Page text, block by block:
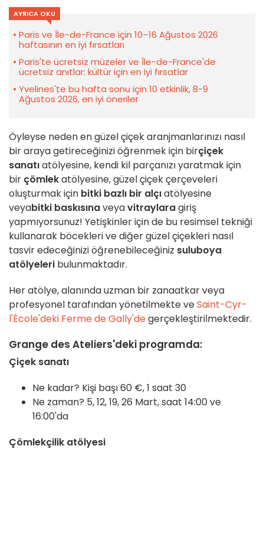
AYRICA OKU
Paris ve Île-de-France için 10–16 Ağustos 2026
haftasının en iyi fırsatları
Paris'te ücretsiz müzeler ve Île-de-France'de
ücretsiz anıtlar: kültür için en iyi fırsatlar
Yvelines'te bu hafta sonu için 10 etkinlik, 8-9
Ağustos 2026, en iyi öneriler
Öyleyse neden en güzel çiçek aranjmanlarınızı nasıl
bir araya getireceğinizi öğrenmek için birçiçek
sanatıatölyesine, kendi kil parçanızı yaratmak için
bir çömlekatölyesine, güzel çiçek çerçeveleri
oluşturmak için bitki bazlı bir alçıatölyesine
veyabitki baskısınaveyavitraylaragiriş
yapmıyorsunuz! Yetişkinler için de bu resimsel tekniği
kullanarak böcekleri ve diğer güzel çiçekleri nasıl
tasvir edeceğinizi öğrenebileceğiniz suluboya
atölyeleri bulunmaktadır.
Her atölye, alanında uzman bir zanaatkar veya
profesyonel tarafından yönetilmekte veSaint-Cyr-
l'École'deki Ferme de Gally'degerçekleştirilmektedir.
Grange des Ateliers'deki programda:
Çiçek sanatı
Ne kadar? Kişi başı 60 €, 1 saat 30
Ne zaman? 5, 12, 19, 26 Mart, saat 14:00 ve
16:00'da
Çömlekçilik atölyesi